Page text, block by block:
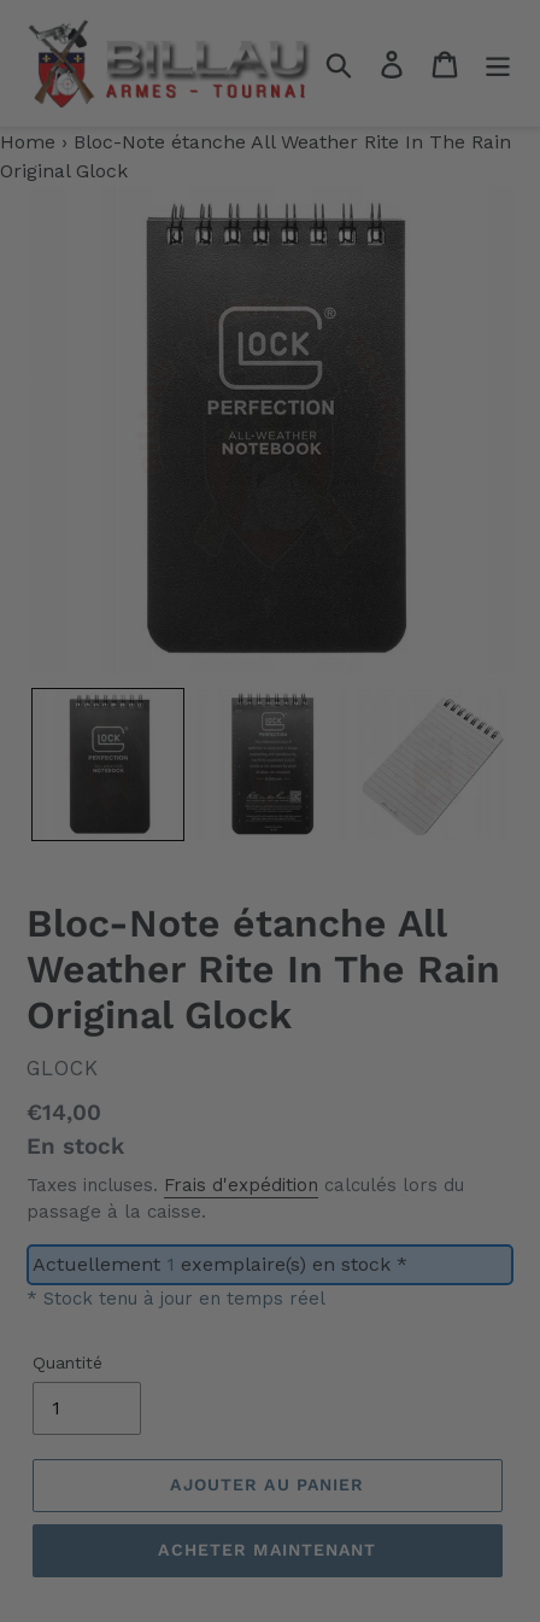
contenu
RechercherSe connecter
Panier
Home › Bloc-Note étanche All Weather Rite In The Rain
Original Glock
Bloc-Note étanche All
Weather Rite In The Rain
Original Glock
DISTRIBUTEUR
GLOCK
Prix
normal
€14,00
En stock
Taxes incluses. Frais d'expédition calculés lors du
passage à la caisse.
Actuellement 1 exemplaire(s) en stock *
* Stock tenu à jour en temps réel
Quantité
AJOUTER AU PANIER
ACHETER MAINTENANT